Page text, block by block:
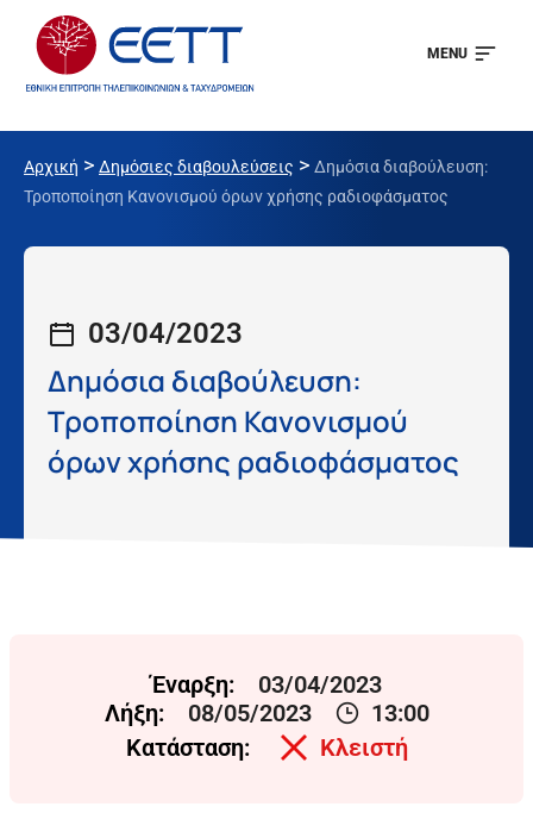
MENU
Αρχική > Δημόσιες διαβουλεύσεις > Δημόσια διαβούλευση:
Τροποποίηση Κανονισμού όρων χρήσης ραδιοφάσματος
03/04/2023
Δημόσια διαβούλευση:
Τροποποίηση Κανονισμού
όρων χρήσης ραδιοφάσματος
Έναρξη:
03/04/2023
Λήξη:
08/05/2023
13:00
Κατάσταση:
Κλειστή